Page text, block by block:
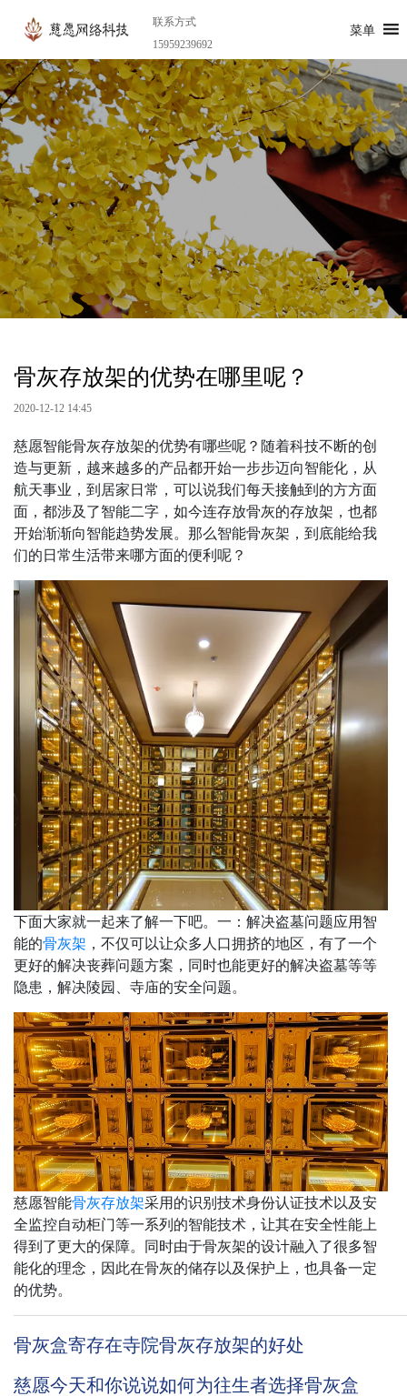
联系方式
15959239692
菜单
骨灰存放架的优势在哪里呢？
2020-12-12 14:45
慈愿智能骨灰存放架的优势有哪些呢？随着科技不断的创
造与更新，越来越多的产品都开始一步步迈向智能化，从
航天事业，到居家日常，可以说我们每天接触到的方方面
面，都涉及了智能二字，如今连存放骨灰的存放架，也都
开始渐渐向智能趋势发展。那么智能骨灰架，到底能给我
们的日常生活带来哪方面的便利呢？
下面大家就一起来了解一下吧。一：解决盗墓问题应用智
能的骨灰架 ，不仅可以让众多人口拥挤的地区，有了一个
更好的解决丧葬问题方案，同时也能更好的解决盗墓等等
隐患，解决陵园、寺庙的安全问题。
慈愿智能骨灰存放架采用的识别技术身份认证技术以及安
全监控自动柜门等一系列的智能技术，让其在安全性能上
得到了更大的保障。同时由于骨灰架的设计融入了很多智
能化的理念，因此在骨灰的储存以及保护上，也具备一定
的优势。
骨灰盒寄存在寺院骨灰存放架的好处
慈愿今天和你说说如何为往生者选择骨灰盒